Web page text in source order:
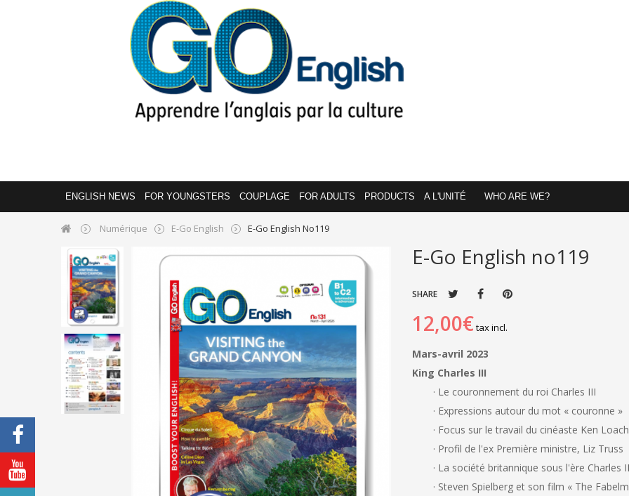
ENGLISH NEWS FOR YOUNGSTERS COUPLAGE FOR ADULTS PRODUCTS A L'UNITÉ WHO ARE WE?
Numérique E-Go English E-Go English No119
E-Go English no119
SHARE
12,00€tax incl.
Mars-avril 2023
King Charles III
· Le couronnement du roi Charles III
· Expressions autour du mot « couronne »
· Focus sur le travail du cinéaste Ken Loach
· Profil de l'ex Première ministre, Liz Truss
· La société britannique sous l'ère Charles
· Steven Spielberg et son film « The